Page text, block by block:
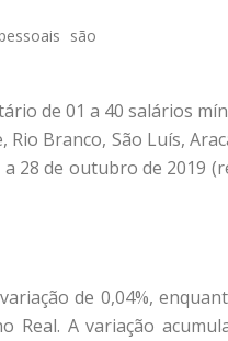
são
de 01 a 40 salários
Branco, São Luís,
28 de outubro de 2019
de 0,04%,
A variação